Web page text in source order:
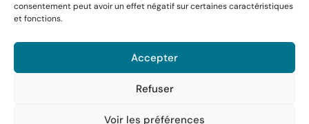
consentement peut avoir un effet négatif sur certaines caractéristiques
et fonctions.
Accepter
Refuser
Voir les préférences
Réalisé parl'agence Human
Mentions légales
Parc d’affaires Oberthur
1 Rue Raoul Ponchon CS 34442
02 99 30 16 28